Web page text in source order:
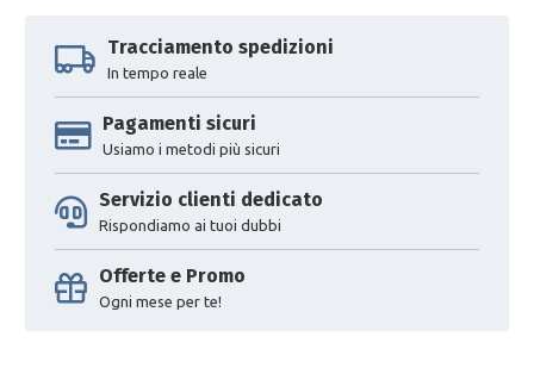
Tracciamento spedizioni
In tempo reale
Pagamenti sicuri
Usiamo i metodi più sicuri
Servizio clienti dedicato
Rispondiamo ai tuoi dubbi
Offerte e Promo
Ogni mese per te!